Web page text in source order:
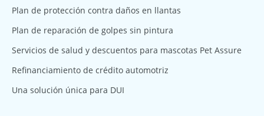
Plan de protección contra daños en llantas
Plan de reparación de golpes sin pintura
Servicios de salud y descuentos para mascotas Pet Assure
Refinanciamiento de crédito automotriz
Una solución única para DUI